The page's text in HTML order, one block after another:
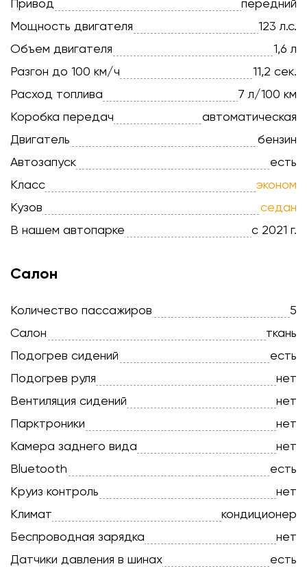
Мощность двигателя
123 л.с.
Объем двигателя
1,6 л
Разгон до 100 км/ч
11,2 сек.
Расход топлива
7 л/100 км
Коробка передач
автоматическая
Двигатель
бензин
Автозапуск
есть
Класс
эконом
Кузов
седан
В нашем автопарке
с 2021 г.
Салон
Количество пассажиров
5
Салон
ткань
Подогрев сидений
есть
Подогрев руля
нет
Вентиляция сидений
нет
Парктроники
нет
Камера заднего вида
нет
Bluetooth
есть
Круиз контроль
нет
Климат
кондиционер
Беспроводная зарядка
нет
Датчики давления в шинах
есть